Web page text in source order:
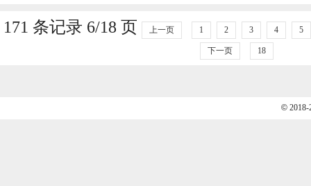
171 条记录 6/18 页 上一页 1 2 3 4 5
下一页 18
©